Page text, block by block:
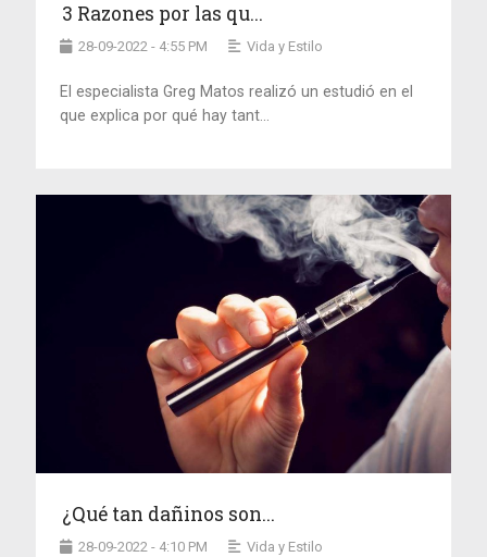
3 Razones por las qu...
28-09-2022 - 4:55 PM Vida y Estilo
El especialista Greg Matos realizó un estudió en el
que explica por qué hay tant...
¿Qué tan dañinos son...
28-09-2022 - 4:10 PM Vida y Estilo